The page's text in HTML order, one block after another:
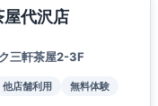
屋代沢店
三軒茶屋2-3F
他店舗利用
無料体験